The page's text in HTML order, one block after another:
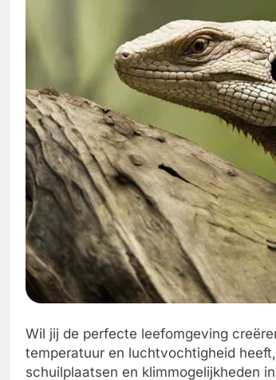
Wil jij de perfecte leefomgeving
temperatuur en luchtvochtigheid
schuilplaatsen en klimmogelijkheden